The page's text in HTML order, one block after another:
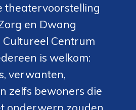
theatervoorstelling
en Dwang
Centrum
is welkom:
verwanten,
zelfs bewoners die